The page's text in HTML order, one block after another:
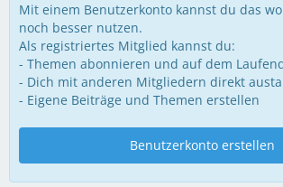
Mit einem Benutzerkonto kannst du das
noch besser nutzen.
Als registriertes Mitglied kannst du:
- Themen abonnieren und auf dem
- Dich mit anderen Mitgliedern direkt
- Eigene Beiträge und Themen erstellen
Benutzerkonto erstellen